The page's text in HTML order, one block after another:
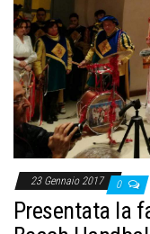
23 Gennaio 2017 0
Presentata la